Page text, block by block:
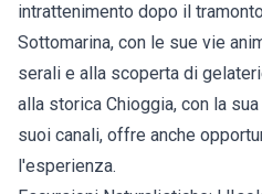
intrattenimento dopo il
Sottomarina, con le sue vie
serali e alla scoperta di
alla storica Chioggia, con la
suoi canali, offre anche
l'esperienza.